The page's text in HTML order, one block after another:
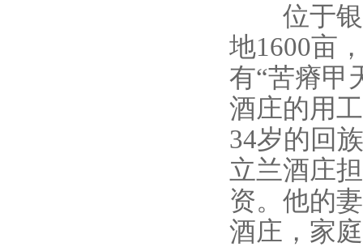
位于银
地1600亩
有“苦瘠甲
酒庄的用
34岁的回
立兰酒庄
资。他的
酒庄，家